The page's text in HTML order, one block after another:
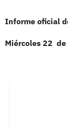
Informe oficial
Miércoles 22 de